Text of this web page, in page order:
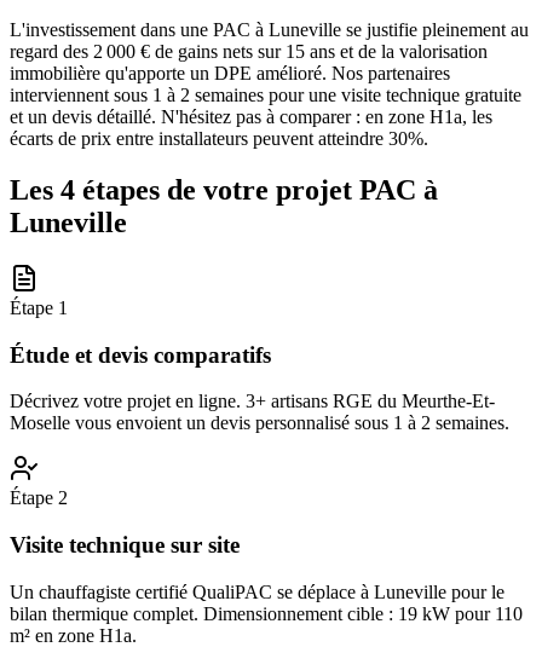
L'investissement dans une PAC à Luneville se justifie pleinement au
regard des 2 000 € de gains nets sur 15 ans et de la valorisation
immobilière qu'apporte un DPE amélioré. Nos partenaires
interviennent sous 1 à 2 semaines pour une visite technique gratuite
et un devis détaillé. N'hésitez pas à comparer : en zone H1a, les
écarts de prix entre installateurs peuvent atteindre 30%.
Les 4 étapes de votre projet PAC à
Luneville
Étape 1
Étude et devis comparatifs
Décrivez votre projet en ligne. 3+ artisans RGE du Meurthe-Et-
Moselle vous envoient un devis personnalisé sous 1 à 2 semaines.
Étape 2
Visite technique sur site
Un chauffagiste certifié QualiPAC se déplace à Luneville pour le
bilan thermique complet. Dimensionnement cible : 19 kW pour 110
m² en zone H1a.